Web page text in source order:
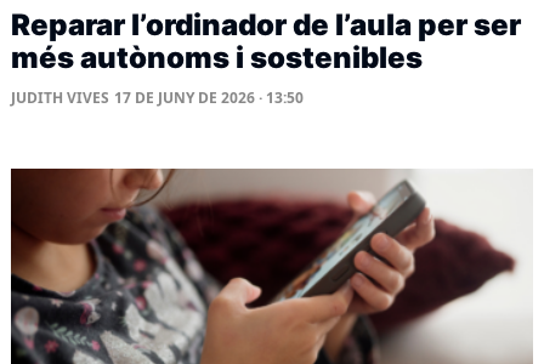
Reparar l’ordinador de l’aula per ser
més autònoms i sostenibles
JUDITH VIVES 17 DE JUNY DE 2026 · 13:50